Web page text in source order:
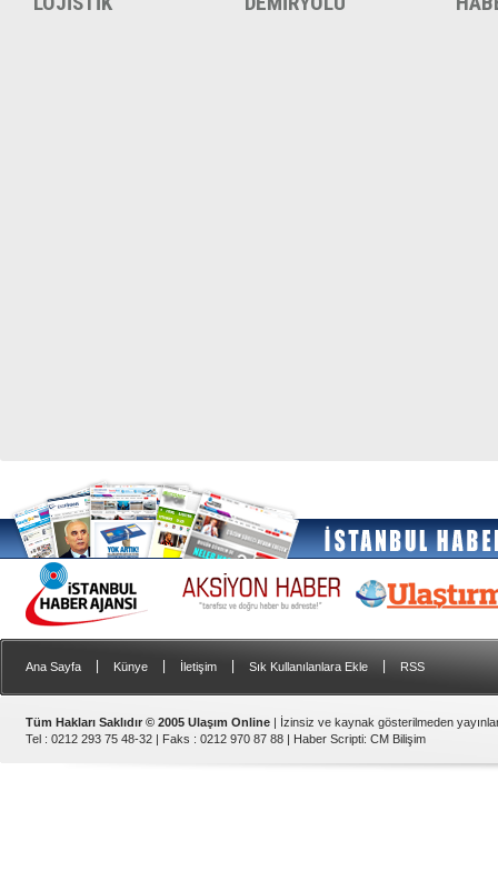
Ana Sayfa Künye İletişim Sık Kullanılanlara Ekle RSS
Tüm Hakları Saklıdır © 2005 Ulaşım Online | İzinsiz ve kaynak gösterilmeden
Tel : 0212 293 75 48-32 | Faks : 0212 970 87 88 | Haber Scripti: CM Bilişim